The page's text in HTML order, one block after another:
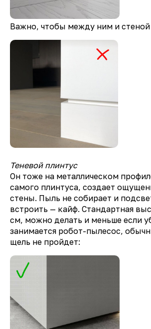
Важно, чтобы между ним и
Теневой плинтус
Он тоже на металлическом
самого плинтуса, создает
стены. Пыль не собирает и
встроить — кайф. Стандартная
см, можно делать и меньше если
занимается робот-пылесос,
щель не пройдет: